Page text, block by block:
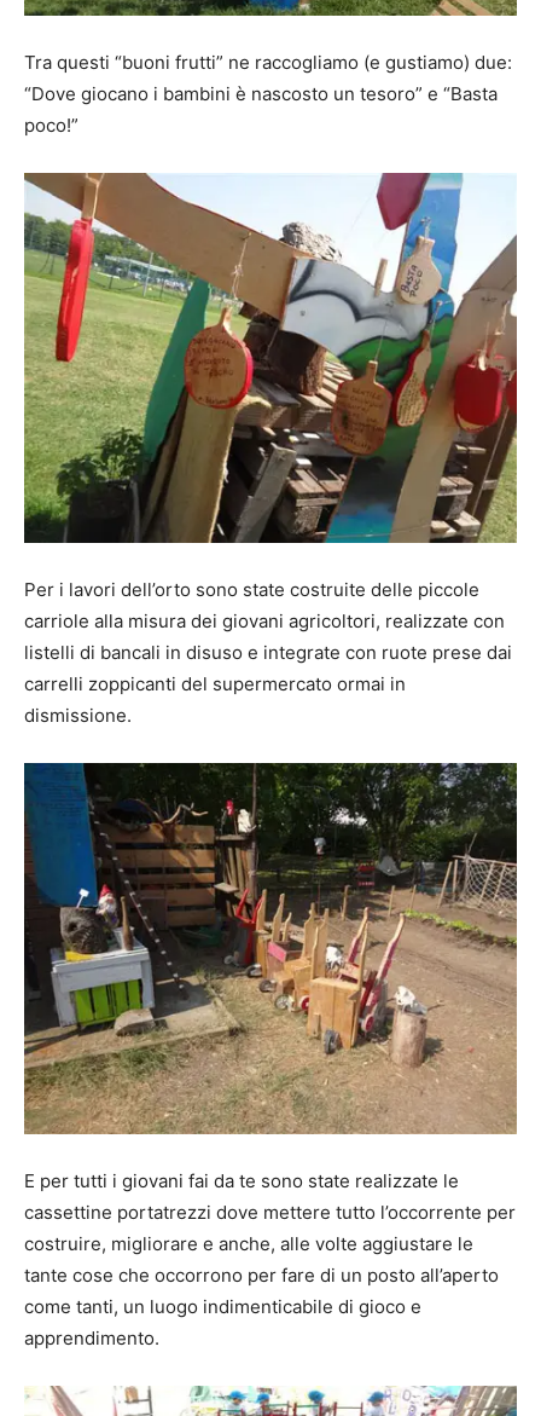
Tra questi “buoni frutti” ne raccogliamo (e gustiamo) due:
“Dove giocano i bambini è nascosto un tesoro” e “Basta
poco!”
Per i lavori dell’orto sono state costruite delle piccole
carriole alla misura dei giovani agricoltori, realizzate con
listelli di bancali in disuso e integrate con ruote prese dai
carrelli zoppicanti del supermercato ormai in
dismissione.
E per tutti i giovani fai da te sono state realizzate le
cassettine portatrezzi dove mettere tutto l’occorrente per
costruire, migliorare e anche, alle volte aggiustare le
tante cose che occorrono per fare di un posto all’aperto
come tanti, un luogo indimenticabile di gioco e
apprendimento.